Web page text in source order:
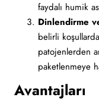
faydalı humik
Dinlendirme
belirli
patojenlerden
paketlenmeye
Avantajları